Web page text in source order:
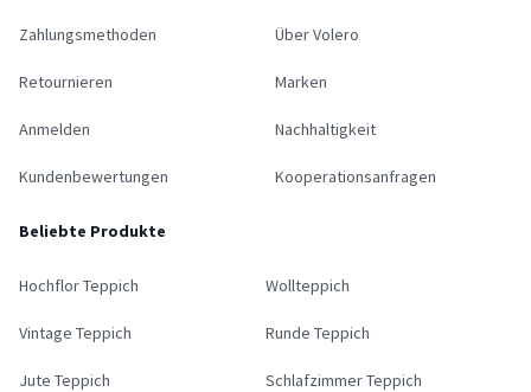
Zahlungsmethoden
Retournieren
Anmelden
Kundenbewertungen
Über Volero
Marken
Nachhaltigkeit
Kooperationsanfragen
Beliebte Produkte
Hochflor Teppich Wollteppich
Vintage Teppich Runde Teppich
Jute Teppich Schlafzimmer Teppich